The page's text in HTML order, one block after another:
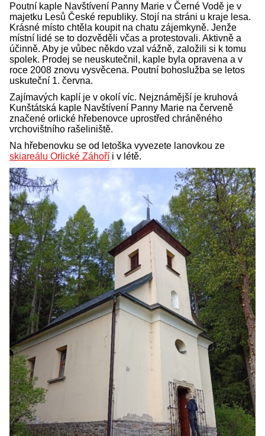
Poutní kaple Navštívení Panny Marie v Černé Vodě je v
majetku Lesů České republiky. Stojí na stráni u kraje lesa.
Krásné místo chtěla koupit na chatu zájemkyně. Jenže
místní lidé se to dozvěděli včas a protestovali. Aktivně a
účinně. Aby je vůbec někdo vzal vážně, založili si k tomu
spolek. Prodej se neuskutečnil, kaple byla opravena a v
roce 2008 znovu vysvěcena. Poutní bohoslužba se letos
uskuteční 1. června.
Zajímavých kaplí je v okolí víc. Nejznámější je kruhová
Kunštátská kaple Navštívení Panny Marie na červeně
značené orlické hřebenovce uprostřed chráněného
vrchovištního rašeliniště.
Na hřebenovku se od letoška vyvezete lanovkou ze
skiareálu Orlické Záhoří i v létě.